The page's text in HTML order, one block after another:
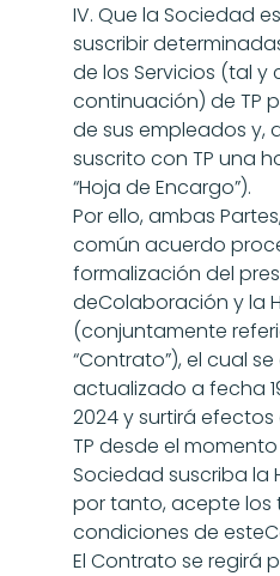
IV. Que la Sociedad
suscribir
de los Servicios (tal
continuación) de TP
de sus empleados y,
suscrito con TP una
“Hoja de Encargo”).
Por ello, ambas
común acuerdo
formalización del
deColaboración y la
(conjuntamente
“Contrato”), el cual
actualizado a fecha
2024 y surtirá
TP desde el
Sociedad suscriba la
por tanto, acepte los
condiciones de
El Contrato se regirá